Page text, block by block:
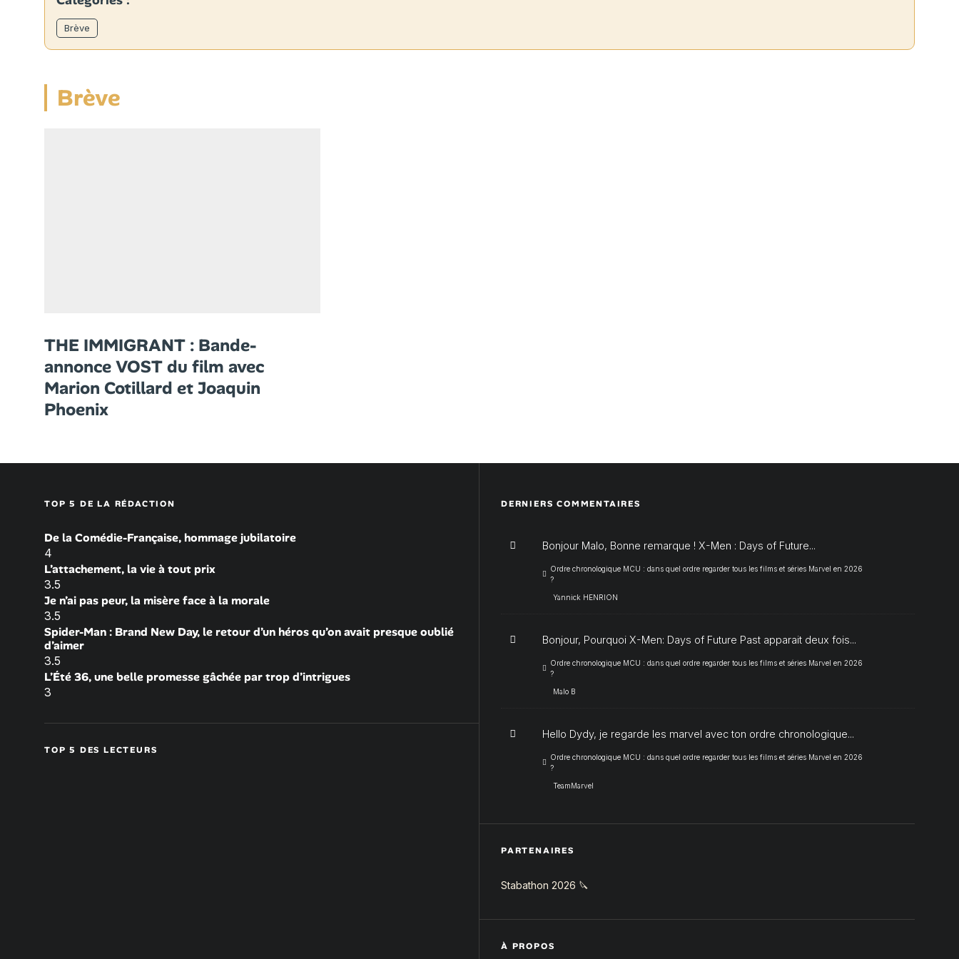
Brève
Brève
THE IMMIGRANT : Bande-
annonce VOST du film avec
Marion Cotillard et Joaquin
Phoenix
TOP 5 DE LA RÉDACTION
De la Comédie-Française, hommage jubilatoire
4
L’attachement, la vie à tout prix
3.5
Je n’ai pas peur, la misère face à la morale
3.5
Spider-Man : Brand New Day, le retour d’un héros qu’on avait presque oublié
d’aimer
3.5
L’Été 36, une belle promesse gâchée par trop d’intrigues
3
TOP 5 DES LECTEURS
DERNIERS COMMENTAIRES
Bonjour Malo, Bonne remarque ! X-Men : Days of Future...
Ordre chronologique MCU : dans quel ordre regarder tous les films et séries Marvel en 2026
?
Yannick HENRION
Bonjour, Pourquoi X-Men: Days of Future Past apparait deux fois...
Ordre chronologique MCU : dans quel ordre regarder tous les films et séries Marvel en 2026
?
Malo B
Hello Dydy, je regarde les marvel avec ton ordre chronologique...
Ordre chronologique MCU : dans quel ordre regarder tous les films et séries Marvel en 2026
?
TeamMarvel
PARTENAIRES
Stabathon 2026 🔪
À PROPOS